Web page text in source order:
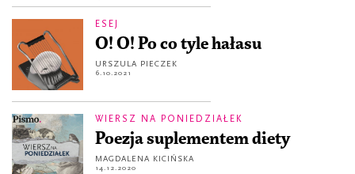
ESEJ
O! O! Po co tyle hałasu
URSZULA PIECZEK
6.10.2021
WIERSZ NA PONIEDZIAŁEK
Poezja suplementem diety
MAGDALENA KICIŃSKA
14.12.2020